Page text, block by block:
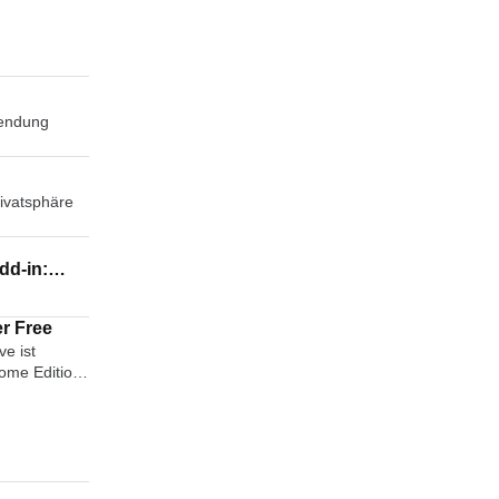
in:
Free
ist
Edition
das